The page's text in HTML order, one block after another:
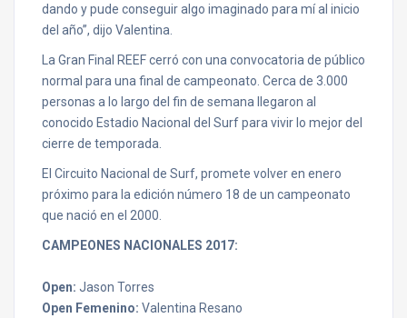
dando y pude conseguir algo imaginado para mí al inicio
del año”, dijo Valentina.
La Gran Final REEF cerró con una convocatoria de público
normal para una final de campeonato. Cerca de 3.000
personas a lo largo del fin de semana llegaron al
conocido Estadio Nacional del Surf para vivir lo mejor del
cierre de temporada.
El Circuito Nacional de Surf, promete volver en enero
próximo para la edición número 18 de un campeonato
que nació en el 2000.
CAMPEONES NACIONALES 2017:
Open: Jason Torres
Open Femenino: Valentina Resano